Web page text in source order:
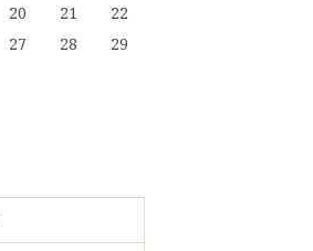
20 21
22
27 28
29